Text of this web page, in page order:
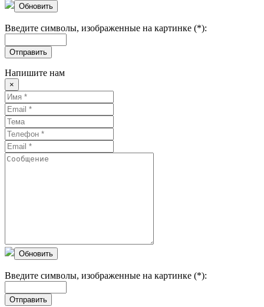
Обновить
Введите символы, изображенные на картинке (*):
Отправить
Напишите нам
×
Обновить
Введите символы, изображенные на картинке (*):
Отправить